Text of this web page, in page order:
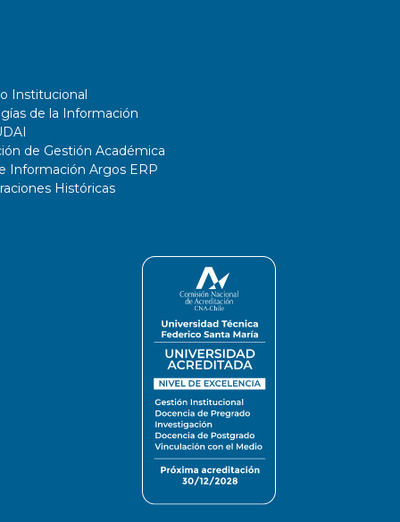
Institucional
de la Información
de Gestión Académica
Información Argos ERP
Históricas